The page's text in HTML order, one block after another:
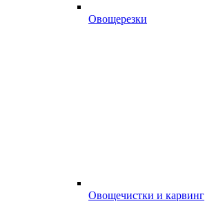
Овощерезки
Овощечистки и карвинг